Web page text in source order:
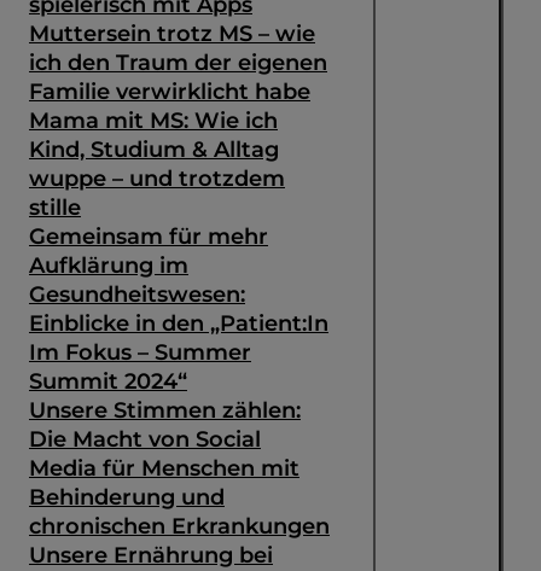
Muttersein trotz MS – wie
ich den Traum der eigenen
Familie verwirklicht habe
Mama mit MS: Wie ich
Kind, Studium & Alltag
wuppe – und trotzdem
stille
Gemeinsam für mehr
Aufklärung im
Gesundheitswesen:
Einblicke in den „Patient:In
Im Fokus – Summer
Summit 2024“
Unsere Stimmen zählen:
Die Macht von Social
Media für Menschen mit
Behinderung und
chronischen Erkrankungen
Unsere Ernährung bei